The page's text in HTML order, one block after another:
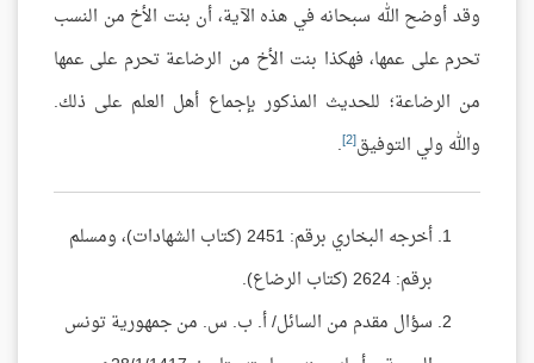
وقد أوضح الله سبحانه في هذه الآية، أن بنت الأخ من النسب
تحرم على عمها، فهكذا بنت الأخ من الرضاعة تحرم على عمها
من الرضاعة؛ للحديث المذكور بإجماع أهل العلم على ذلك.
والله ولي التوفيق[2]
.
أخرجه البخاري برقم: 2451 (كتاب الشهادات)، ومسلم
برقم: 2624 (كتاب الرضاع).
سؤال مقدم من السائل/ أ. ب. س. من جمهورية تونس